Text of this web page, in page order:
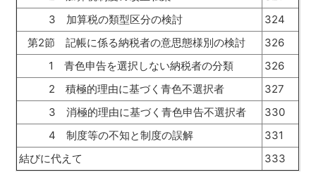
3 加算税の類型区分の検討
324
第2節 記帳に係る納税者の意思態様別の検討
326
1 青色申告を選択しない納税者の分類
326
2 積極的理由に基づく青色不選択者
327
3 消極的理由に基づく青色申告不選択者
330
4 制度等の不知と制度の誤解
331
結びに代えて
333